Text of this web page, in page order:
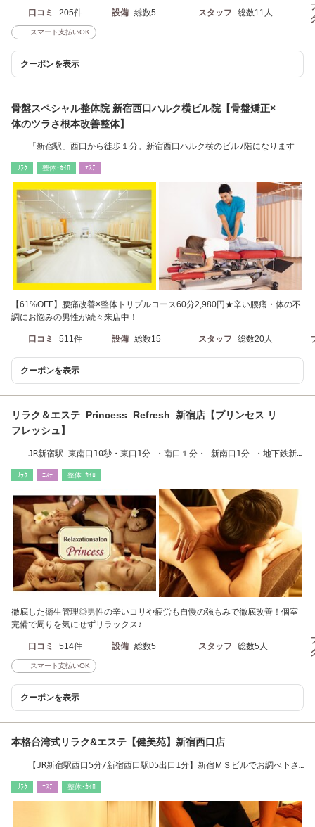
口コミ 205件 設備 総数5 スタッフ 総数11人
スマート支払いOK
クーポンを表示
骨盤スペシャル整体院 新宿西口ハルク横ビル院【骨盤矯正×
体のツラさ根本改善整体】
「新宿駅」西口から徒歩１分。新宿西口ハルク横のビル7階になります
ﾘﾗｸ 整体･ｶｲﾛ ｴｽﾃ
【61%OFF】腰痛改善×整体トリプルコース60分2,980円★辛い腰痛・体の不
調にお悩みの男性が続々来店中！
口コミ 511件 設備 総数15 スタッフ 総数20人
クーポンを表示
リラク＆エステ Princess Refresh 新宿店【プリンセス リ
フレッシュ】
JR新宿駅 東南口10秒・東口1分 ・南口１分・ 新南口1分 ・地下鉄新
ﾘﾗｸ ｴｽﾃ 整体･ｶｲﾛ
徹底した衛生管理◎男性の辛いコリや疲労も自慢の強もみで徹底改善！個室
完備で周りを気にせずリラックス♪
口コミ 514件 設備 総数5 スタッフ 総数5人
スマート支払いOK
クーポンを表示
本格台湾式リラク&エステ【健美苑】新宿西口店
【JR新宿駅西口5分/新宿西口駅D5出口1分】新宿ＭＳビルでお調べ下さ
ﾘﾗｸ ｴｽﾃ 整体･ｶｲﾛ